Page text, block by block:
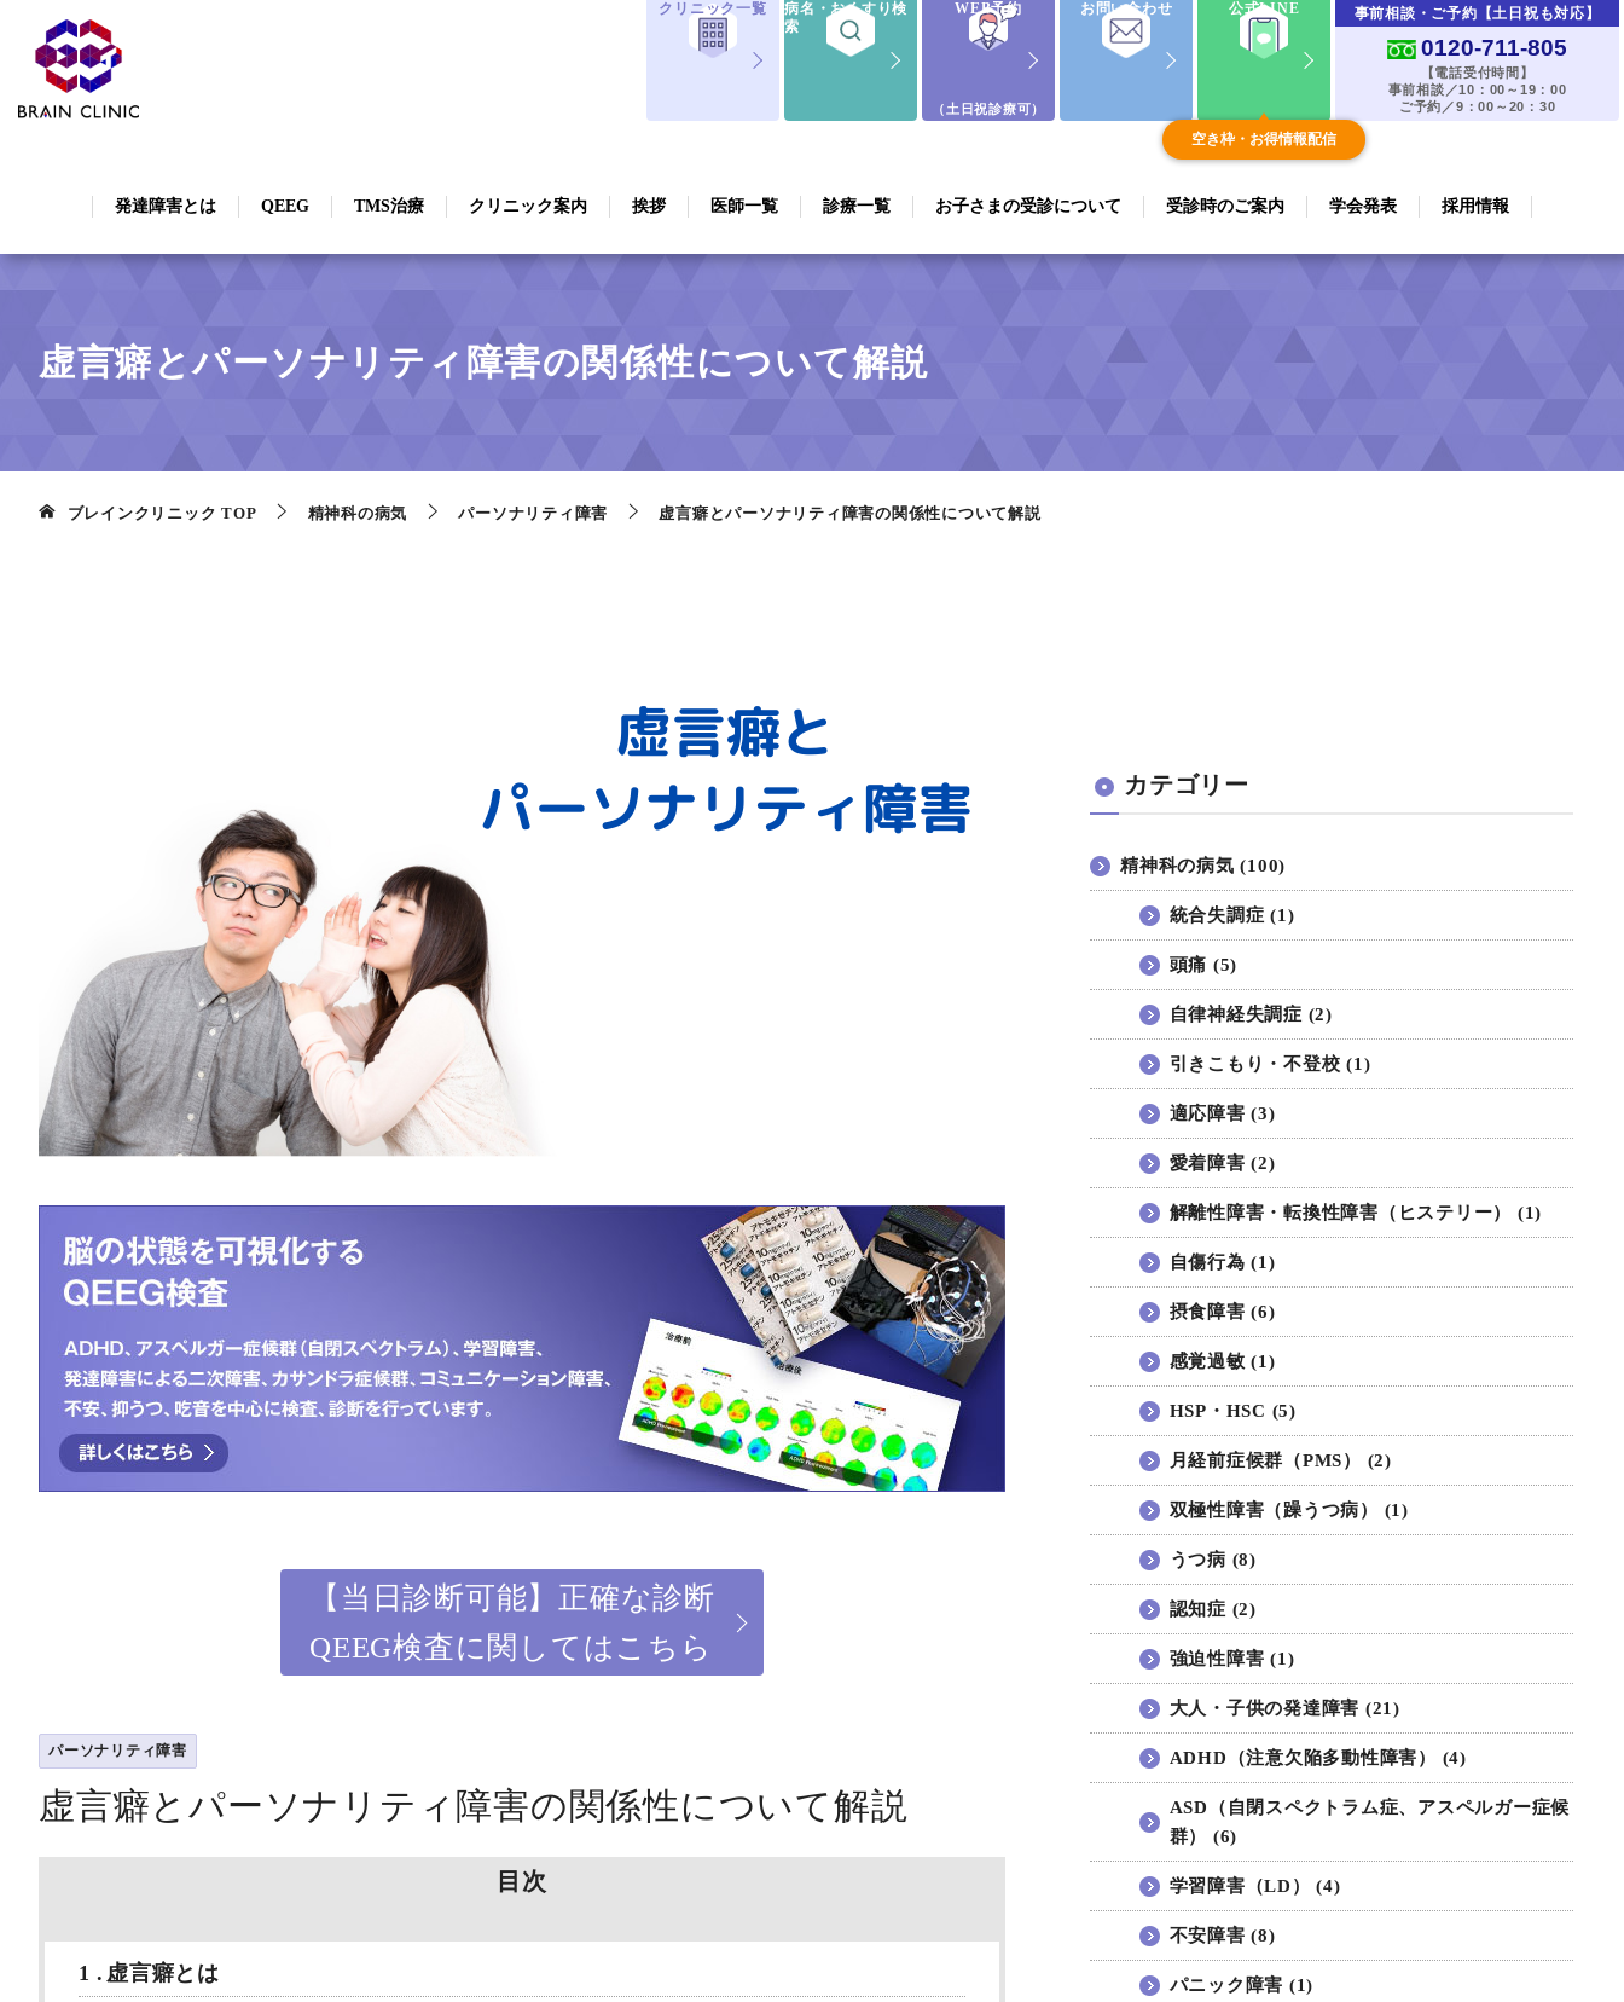
発達障害とは QEEG TMS治療 クリニック案内 挨拶 医師一覧 診療一覧 お子さまの受診について 受診時のご案内 学会発表 採用情報
クリニック一覧
病名・おくすり検
索
WEB予約
（土日祝診療可）
お問い合わせ 公式LINE
空き枠・お得情報配信
事前相談・ご予約【土日祝も対応】
0120-711-805
【電話受付時間】
事前相談／10：00～19：00
ご予約／9：00～20：30
虚言癖とパーソナリティ障害の関係性について解説
ブレインクリニック TOP 精神科の病気 パーソナリティ障害 虚言癖とパーソナリティ障害の関係性について解説
【当日診断可能】正確な診断
QEEG検査に関してはこちら
パーソナリティ障害
虚言癖とパーソナリティ障害の関係性について解説
目次
1 虚言癖とは
カテゴリー
精神科の病気 (100)
統合失調症 (1)
頭痛 (5)
自律神経失調症 (2)
引きこもり・不登校 (1)
適応障害 (3)
愛着障害 (2)
解離性障害・転換性障害（ヒステリー） (1)
自傷行為 (1)
摂食障害 (6)
感覚過敏 (1)
HSP・HSC (5)
月経前症候群（PMS） (2)
双極性障害（躁うつ病） (1)
うつ病 (8)
認知症 (2)
強迫性障害 (1)
大人・子供の発達障害 (21)
ADHD（注意欠陥多動性障害） (4)
ASD（自閉スペクトラム症、アスペルガー症候
群） (6)
学習障害（LD） (4)
不安障害 (8)
パニック障害 (1)